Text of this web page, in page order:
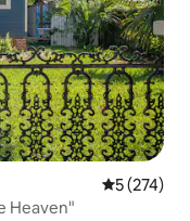
5 av 5 i
5 (274)
Heaven"